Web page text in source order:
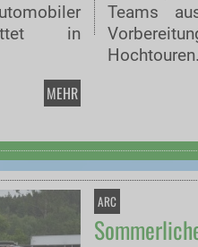
in
MEHR
Teams
ARC